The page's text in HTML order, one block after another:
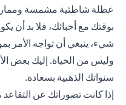
عطلة شاطئية مشمسة
بوقتك مع أحبائك، فلا بد
شيء، ينبغي أن تواجه الأمر
وليس من الحياة. إليك بعض
سنواتك الذهبية بسعادة.
إذا كانت تصوراتك عن